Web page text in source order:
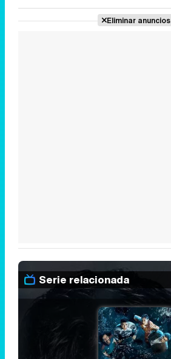
Eliminar anuncios
Serie relacionada